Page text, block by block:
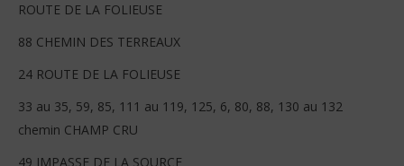
ROUTE DE LA FOLIEUSE
88 CHEMIN DES TERREAUX
24 ROUTE DE LA FOLIEUSE
33 au 35, 59, 85, 111 au 119, 125, 6, 80, 88, 130 au 132
chemin CHAMP CRU
49 IMPASSE DE LA SOURCE